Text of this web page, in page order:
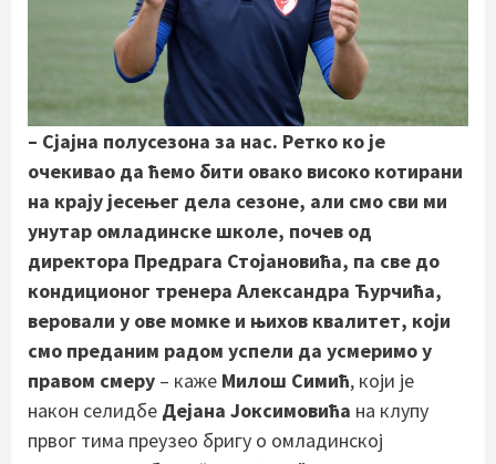
– Сјајна полусезона за нас. Ретко ко је
очекивао да ћемо бити овако високо котирани
на крају јесењег дела сезоне, али смо сви ми
унутар омладинске школе, почев од
директора Предрага Стојановића, па све до
кондиционог тренера Александра Ћурчића,
веровали у ове момке и њихов квалитет, који
смо преданим радом успели да усмеримо у
правом смеру – каже Милош Симић, који је
након селидбе Дејана Јоксимовића на клупу
првог тима преузео бригу о омладинској